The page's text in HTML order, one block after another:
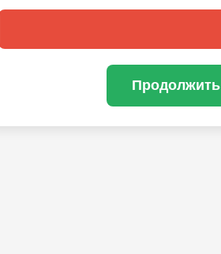
Продолжить